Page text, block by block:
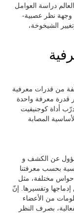
دراسة العوامل
وجهة نظر عصبية-
الشيخوخة،
من قدرات معرفية
قدرة معرفة واحدة
أداة كوجنيفيت
المصابة
عن الكشف و
بحسب معرفتنا
حواس مختلفة، مثل
وتفسيرها. إنّ
من الأعضاء
بصرف النظر